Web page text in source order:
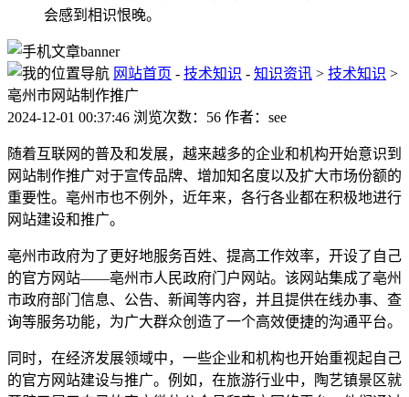
会感到相识恨晚。
网站首页 - 技术知识 - 知识资讯 > 技术知识 >
亳州市网站制作推广
2024-12-01 00:37:46 浏览次数：56 作者：see
随着互联网的普及和发展，越来越多的企业和机构开始意识到
网站制作推广对于宣传品牌、增加知名度以及扩大市场份额的
重要性。亳州市也不例外，近年来，各行各业都在积极地进行
网站建设和推广。
亳州市政府为了更好地服务百姓、提高工作效率，开设了自己
的官方网站——亳州市人民政府门户网站。该网站集成了亳州
市政府部门信息、公告、新闻等内容，并且提供在线办事、查
询等服务功能，为广大群众创造了一个高效便捷的沟通平台。
同时，在经济发展领域中，一些企业和机构也开始重视起自己
的官方网站建设与推广。例如，在旅游行业中，陶艺镇景区就